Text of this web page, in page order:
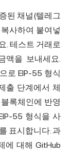
된 채널(텔레그
사하여 붙여넣
. 테스트 거래로
액을 보내세요.
로 EIP-55 형식
출 단계에서 체
록체인에 반영
55 형식을 사
표시합니다. 과
에 대해 GitHub